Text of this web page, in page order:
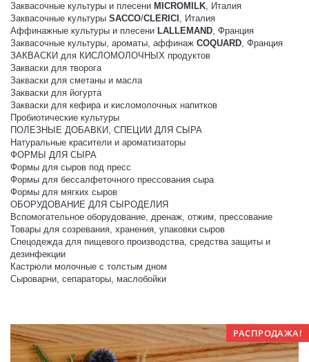
Заквасочные культуры и плесени MICROMILK, Италия
Заквасочные культуры SACCO/CLERICI , Италия
Аффинажные культуры и плесени LALLEMAND, Франция
Заквасочные культуры, ароматы, аффинаж COQUARD, Франция
ЗАКВАСКИ для КИСЛОМОЛОЧНЫХ продуктов
Закваски для творога
Закваски для сметаны и масла
Закваски для йогурта
Закваски для кефира и кисломолочных напитков
Пробиотические культуры
ПОЛЕЗНЫЕ ДОБАВКИ, СПЕЦИИ ДЛЯ СЫРА
Натуральные красители и ароматизаторы
ФОРМЫ ДЛЯ СЫРА
Формы для сыров под пресс
Формы для бессалфеточного прессования сыра
Формы для мягких сыров
ОБОРУДОВАНИЕ ДЛЯ СЫРОДЕЛИЯ
Вспомогательное оборудование, дренаж, отжим, прессование
Товары для созревания, хранения, упаковки сыров
Спецодежда для пищевого производства, средства защиты и
дезинфекции
Кастрюли молочные с толстым дном
Сыроварни, сепараторы, маслобойки
РАСПРОДАЖА!